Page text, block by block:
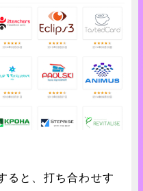
ると、打ち合わせす